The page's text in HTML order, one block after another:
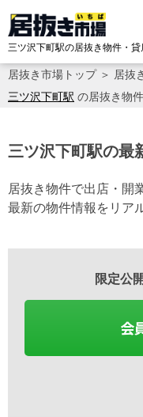
三ツ沢下町駅の居抜き物件・
居抜き市場トップ＞ 居抜
三ツ沢下町駅 の居抜き物
三ツ沢下町駅の最
居抜き物件で出店・開
最新の物件情報をリア
限定公
会